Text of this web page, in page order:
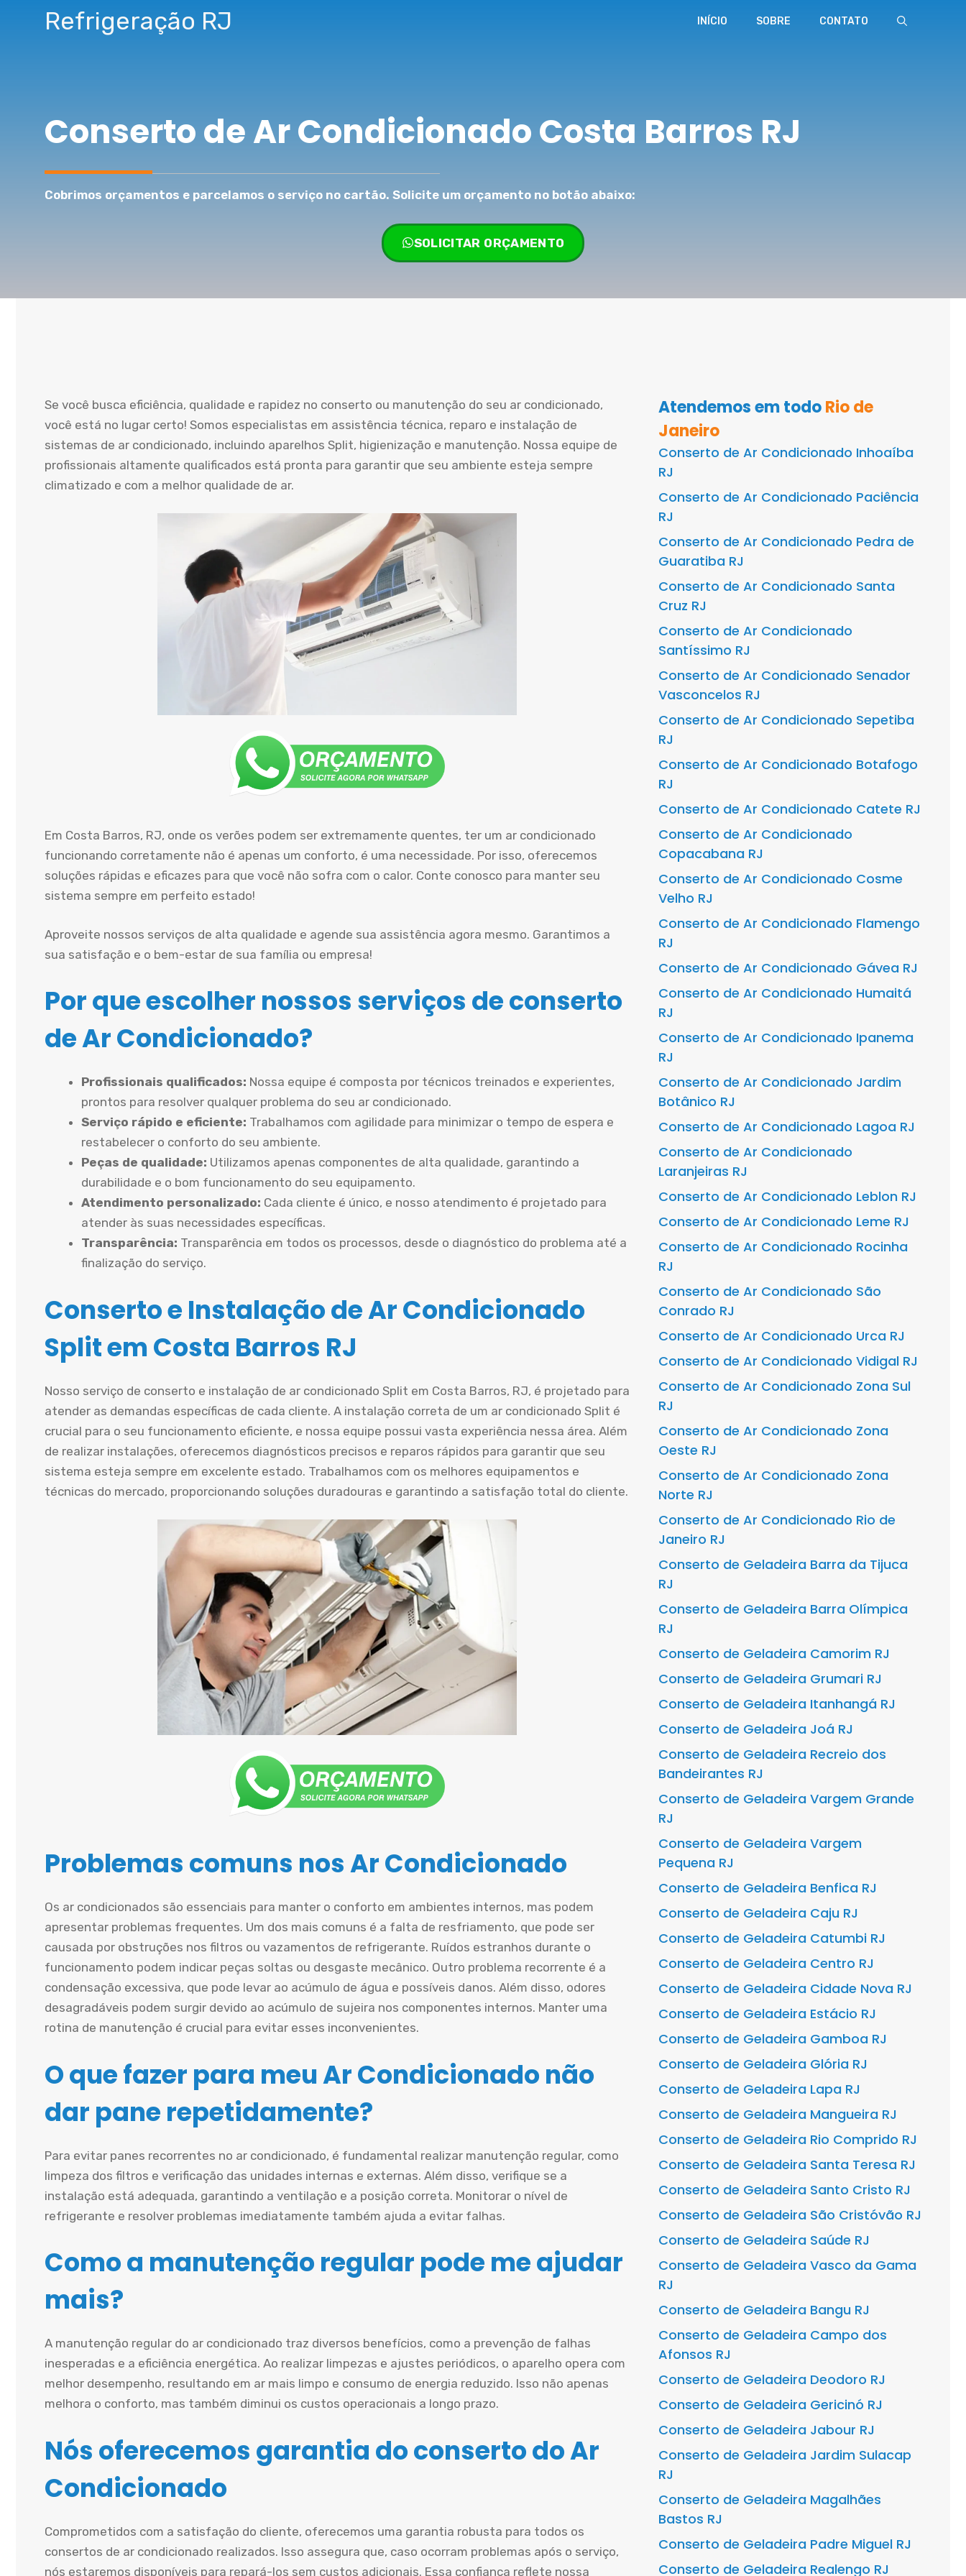
Refrigeração RJ INÍCIO SOBRE CONTATO
Conserto de Ar Condicionado Costa Barros RJ
Cobrimos orçamentos e parcelamos o serviço no cartão. Solicite um orçamento no botão abaixo:
SOLICITAR ORÇAMENTO
Se você busca eficiência, qualidade e rapidez no conserto ou manutenção do seu ar condicionado,
você está no lugar certo! Somos especialistas em assistência técnica, reparo e instalação de
sistemas de ar condicionado, incluindo aparelhos Split, higienização e manutenção. Nossa equipe de
profissionais altamente qualificados está pronta para garantir que seu ambiente esteja sempre
climatizado e com a melhor qualidade de ar.
Em Costa Barros, RJ, onde os verões podem ser extremamente quentes, ter um ar condicionado
funcionando corretamente não é apenas um conforto, é uma necessidade. Por isso, oferecemos
soluções rápidas e eficazes para que você não sofra com o calor. Conte conosco para manter seu
sistema sempre em perfeito estado!
Aproveite nossos serviços de alta qualidade e agende sua assistência agora mesmo. Garantimos a
sua satisfação e o bem-estar de sua família ou empresa!
Por que escolher nossos serviços de conserto
de Ar Condicionado?
Profissionais qualificados: Nossa equipe é composta por técnicos treinados e experientes,
prontos para resolver qualquer problema do seu ar condicionado.
Serviço rápido e eficiente: Trabalhamos com agilidade para minimizar o tempo de espera e
restabelecer o conforto do seu ambiente.
Peças de qualidade: Utilizamos apenas componentes de alta qualidade, garantindo a
durabilidade e o bom funcionamento do seu equipamento.
Atendimento personalizado: Cada cliente é único, e nosso atendimento é projetado para
atender às suas necessidades específicas.
Transparência: Transparência em todos os processos, desde o diagnóstico do problema até a
finalização do serviço.
Conserto e Instalação de Ar Condicionado
Split em Costa Barros RJ
Nosso serviço de conserto e instalação de ar condicionado Split em Costa Barros, RJ, é projetado para
atender as demandas específicas de cada cliente. A instalação correta de um ar condicionado Split é
crucial para o seu funcionamento eficiente, e nossa equipe possui vasta experiência nessa área. Além
de realizar instalações, oferecemos diagnósticos precisos e reparos rápidos para garantir que seu
sistema esteja sempre em excelente estado. Trabalhamos com os melhores equipamentos e
técnicas do mercado, proporcionando soluções duradouras e garantindo a satisfação total do cliente.
Problemas comuns nos Ar Condicionado
Os ar condicionados são essenciais para manter o conforto em ambientes internos, mas podem
apresentar problemas frequentes. Um dos mais comuns é a falta de resfriamento, que pode ser
causada por obstruções nos filtros ou vazamentos de refrigerante. Ruídos estranhos durante o
funcionamento podem indicar peças soltas ou desgaste mecânico. Outro problema recorrente é a
condensação excessiva, que pode levar ao acúmulo de água e possíveis danos. Além disso, odores
desagradáveis podem surgir devido ao acúmulo de sujeira nos componentes internos. Manter uma
rotina de manutenção é crucial para evitar esses inconvenientes.
O que fazer para meu Ar Condicionado não
dar pane repetidamente?
Para evitar panes recorrentes no ar condicionado, é fundamental realizar manutenção regular, como
limpeza dos filtros e verificação das unidades internas e externas. Além disso, verifique se a
instalação está adequada, garantindo a ventilação e a posição correta. Monitorar o nível de
refrigerante e resolver problemas imediatamente também ajuda a evitar falhas.
Como a manutenção regular pode me ajudar
mais?
A manutenção regular do ar condicionado traz diversos benefícios, como a prevenção de falhas
inesperadas e a eficiência energética. Ao realizar limpezas e ajustes periódicos, o aparelho opera com
melhor desempenho, resultando em ar mais limpo e consumo de energia reduzido. Isso não apenas
melhora o conforto, mas também diminui os custos operacionais a longo prazo.
Nós oferecemos garantia do conserto do Ar
Condicionado
Comprometidos com a satisfação do cliente, oferecemos uma garantia robusta para todos os
consertos de ar condicionado realizados. Isso assegura que, caso ocorram problemas após o serviço,
nós estaremos disponíveis para repará-los sem custos adicionais. Essa confiança reflete nossa
Atendemos em todoRio de
Janeiro
Conserto de Ar Condicionado Inhoaíba
RJ
Conserto de Ar Condicionado Paciência
RJ
Conserto de Ar Condicionado Pedra de
Guaratiba RJ
Conserto de Ar Condicionado Santa
Cruz RJ
Conserto de Ar Condicionado
Santíssimo RJ
Conserto de Ar Condicionado Senador
Vasconcelos RJ
Conserto de Ar Condicionado Sepetiba
RJ
Conserto de Ar Condicionado Botafogo
RJ
Conserto de Ar Condicionado Catete RJ
Conserto de Ar Condicionado
Copacabana RJ
Conserto de Ar Condicionado Cosme
Velho RJ
Conserto de Ar Condicionado Flamengo
RJ
Conserto de Ar Condicionado Gávea RJ
Conserto de Ar Condicionado Humaitá
RJ
Conserto de Ar Condicionado Ipanema
RJ
Conserto de Ar Condicionado Jardim
Botânico RJ
Conserto de Ar Condicionado Lagoa RJ
Conserto de Ar Condicionado
Laranjeiras RJ
Conserto de Ar Condicionado Leblon RJ
Conserto de Ar Condicionado Leme RJ
Conserto de Ar Condicionado Rocinha
RJ
Conserto de Ar Condicionado São
Conrado RJ
Conserto de Ar Condicionado Urca RJ
Conserto de Ar Condicionado Vidigal RJ
Conserto de Ar Condicionado Zona Sul
RJ
Conserto de Ar Condicionado Zona
Oeste RJ
Conserto de Ar Condicionado Zona
Norte RJ
Conserto de Ar Condicionado Rio de
Janeiro RJ
Conserto de Geladeira Barra da Tijuca
RJ
Conserto de Geladeira Barra Olímpica
RJ
Conserto de Geladeira Camorim RJ
Conserto de Geladeira Grumari RJ
Conserto de Geladeira Itanhangá RJ
Conserto de Geladeira Joá RJ
Conserto de Geladeira Recreio dos
Bandeirantes RJ
Conserto de Geladeira Vargem Grande
RJ
Conserto de Geladeira Vargem
Pequena RJ
Conserto de Geladeira Benfica RJ
Conserto de Geladeira Caju RJ
Conserto de Geladeira Catumbi RJ
Conserto de Geladeira Centro RJ
Conserto de Geladeira Cidade Nova RJ
Conserto de Geladeira Estácio RJ
Conserto de Geladeira Gamboa RJ
Conserto de Geladeira Glória RJ
Conserto de Geladeira Lapa RJ
Conserto de Geladeira Mangueira RJ
Conserto de Geladeira Rio Comprido RJ
Conserto de Geladeira Santa Teresa RJ
Conserto de Geladeira Santo Cristo RJ
Conserto de Geladeira São Cristóvão RJ
Conserto de Geladeira Saúde RJ
Conserto de Geladeira Vasco da Gama
RJ
Conserto de Geladeira Bangu RJ
Conserto de Geladeira Campo dos
Afonsos RJ
Conserto de Geladeira Deodoro RJ
Conserto de Geladeira Gericinó RJ
Conserto de Geladeira Jabour RJ
Conserto de Geladeira Jardim Sulacap
RJ
Conserto de Geladeira Magalhães
Bastos RJ
Conserto de Geladeira Padre Miguel RJ
Conserto de Geladeira Realengo RJ